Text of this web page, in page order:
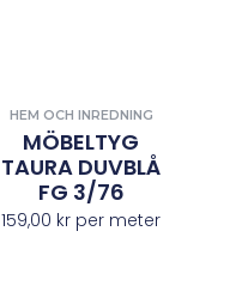
HEM OCH INREDNING
MÖBELTYG
TAURA DUVBLÅ
FG 3/76
159,00 kr per meter